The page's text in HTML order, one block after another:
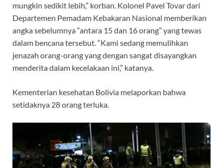
mungkin sedikit lebih,” korban. Kolonel Pavel Tovar dari
Departemen Pemadam Kebakaran Nasional memberikan
angka sebelumnya “antara 15 dan 16 orang” yang tewas
dalam bencana tersebut. “Kami sedang memulihkan
jenazah orang-orang yang dengan sangat disayangkan
menderita dalam kecelakaan ini,” katanya.
Kementerian kesehatan Bolivia melaporkan bahwa
setidaknya 28 orang terluka.